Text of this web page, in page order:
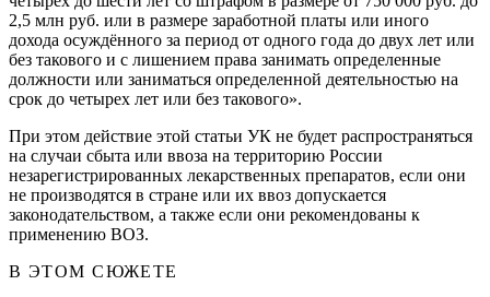
2,5 млн руб. или в размере заработной платы или иного
дохода осуждённого за период от одного года до двух лет или
без такового и с лишением права занимать определенные
должности или заниматься определенной деятельностью на
срок до четырех лет или без такового».
При этом действие этой статьи УК не будет распространяться
на случаи сбыта или ввоза на территорию России
незарегистрированных лекарственных препаратов, если они
не производятся в стране или их ввоз допускается
законодательством, а также если они рекомендованы к
применению ВОЗ.
В ЭТОМ СЮЖЕТЕ